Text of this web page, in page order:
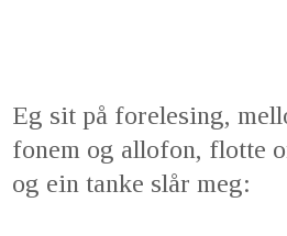
Eg sit på forelesing,
fonem og allofon, flotte
og ein tanke slår meg: